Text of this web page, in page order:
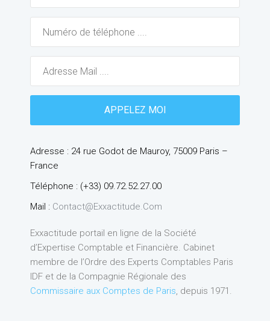
Adresse : 24 rue Godot de Mauroy, 75009 Paris –
France
Téléphone : (+33) 09.72.52.27.00
Mail : Contact@exxactitude.com
Exxactitude portail en ligne de la Société
d’Expertise Comptable et Financière. Cabinet
membre de l’Ordre des Experts Comptables Paris
IDF et de la Compagnie Régionale des
Commissaire aux Comptes de Paris, depuis 1971.